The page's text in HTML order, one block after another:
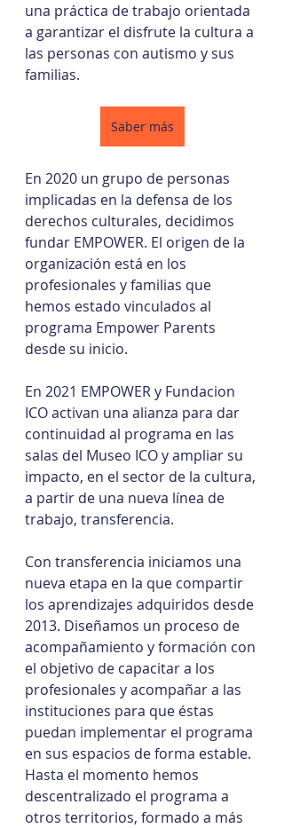
una práctica de trabajo orientada
a garantizar el disfrute la cultura a
las personas con autismo y sus
familias.
Saber más
En 2020 un grupo de personas
implicadas en la defensa de los
derechos culturales, decidimos
fundar EMPOWER. El origen de la
organización está en los
profesionales y familias que
hemos estado vinculados al
programa Empower Parents
desde su inicio.
En 2021 EMPOWER y Fundacion
ICO activan una alianza para dar
continuidad al programa en las
salas del Museo ICO y ampliar su
impacto, en el sector de la cultura,
a partir de una nueva línea de
trabajo, transferencia.
Con transferencia iniciamos una
nueva etapa en la que compartir
los aprendizajes adquiridos desde
2013. Diseñamos un proceso de
acompañamiento y formación con
el objetivo de capacitar a los
profesionales y acompañar a las
instituciones para que éstas
puedan implementar el programa
en sus espacios de forma estable.
Hasta el momento hemos
descentralizado el programa a
otros territorios, formado a más